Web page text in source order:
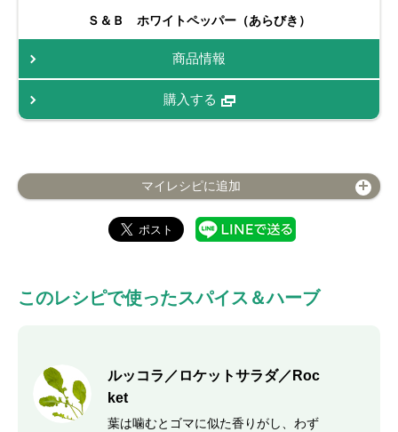
Ｓ＆Ｂ ホワイトペッパー（あらびき）
商品情報
購入する
マイレシピに追加
このレシピで使ったスパイス＆ハーブ
ルッコラ／ロケットサラダ／Roc
ket
葉は噛むとゴマに似た香りがし、わず